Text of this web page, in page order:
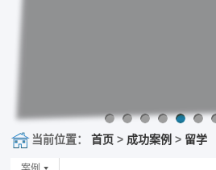
当前位置： 首页 > 成功案例 > 留学